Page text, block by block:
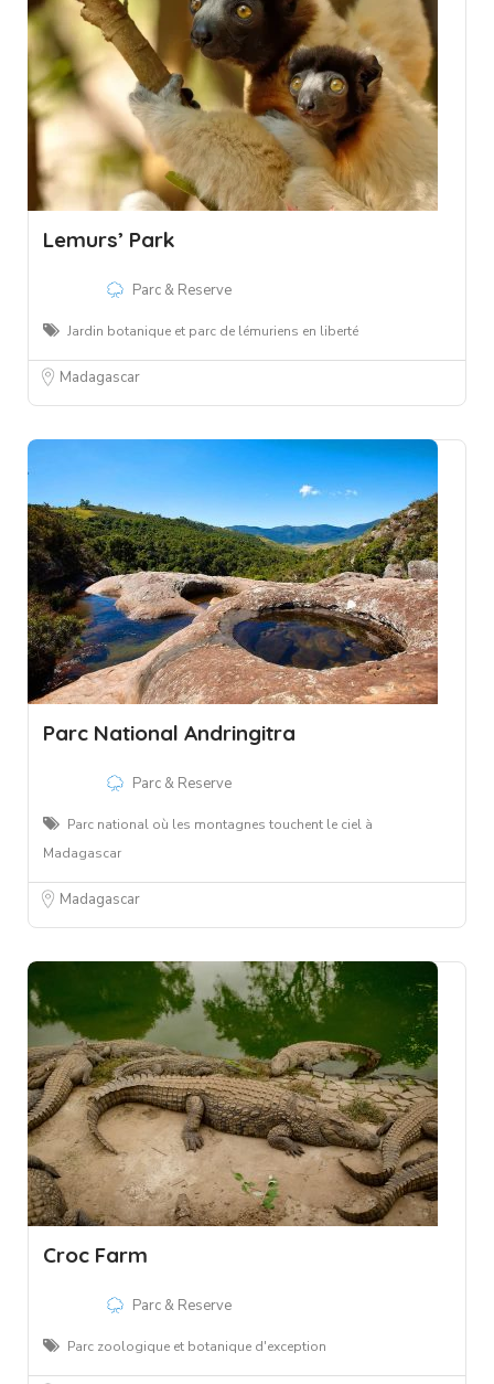
Lemurs’ Park
Parc & Reserve
Jardin botanique et parc de lémuriens en liberté
Madagascar
Parc National Andringitra
Parc & Reserve
Parc national où les montagnes touchent le ciel à
Madagascar
Madagascar
Croc Farm
Parc & Reserve
Parc zoologique et botanique d'exception